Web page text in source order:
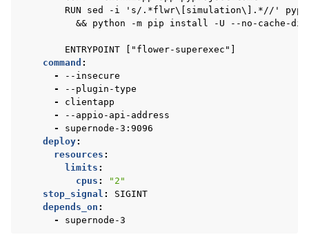
RUN sed -i 's/.*flwr\[simulation\].*//'
&& python -m pip install -U --no-cache-
ENTRYPOINT ["flower-superexec"]
command :
-
--insecure
-
--plugin-type
-
clientapp
-
--appio-api-address
-
supernode-3:9096
deploy:
resources :
limits :
cpus :
"2"
stop_signal :
SIGINT
depends_on :
-
supernode-3